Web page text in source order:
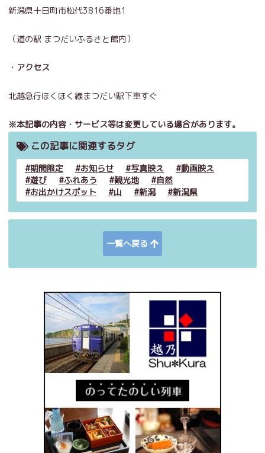
新潟県十日町市松代3816番地1
（道の駅 まつだいふるさと館内）
・アクセス
北越急行ほくほく線まつだい駅下車すぐ
※本記事の内容・サービス等は変更している場合があります。
この記事に関連するタグ
期間限定 お知らせ 写真映え
動画映え
遊び
ふれあう 観光地
自然
お出かけスポット
山 新潟 新潟県
一覧へ戻る